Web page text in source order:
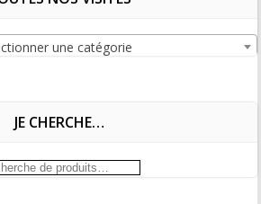
une catégorie
JE CHERCHE…